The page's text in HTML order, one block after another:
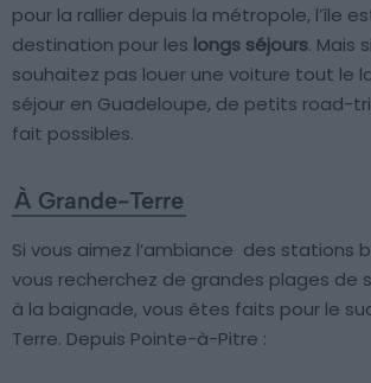
pour la rallier depuis la métropole, l’île
destination pour les longs séjours. Mais
souhaitez pas louer une voiture tout le
séjour en Guadeloupe, de petits road-
fait possibles.
À Grande-Terre
Si vous aimez l’ambiance des stations
vous recherchez de grandes plages de
à la baignade, vous êtes faits pour le
Terre. Depuis Pointe-à-Pitre :